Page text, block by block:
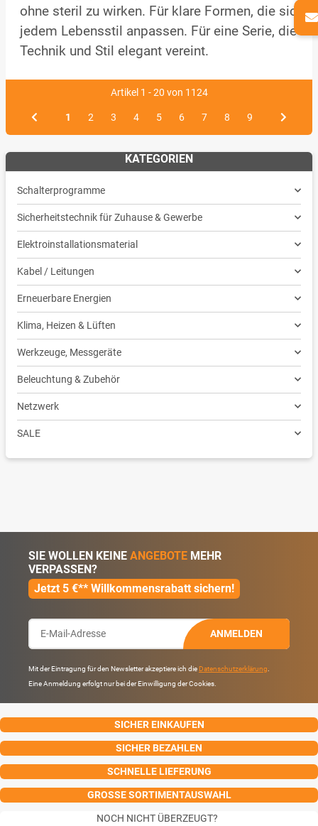
ohne steril zu wirken. Für klare Formen, die sich
jedem Lebensstil anpassen. Für eine Serie, die
Technik und Stil elegant vereint.
Artikel 1 - 20 von 1124
1 2 3 4 5 6 7 8 9
KATEGORIEN
Schalterprogramme
Sicherheitstechnik für Zuhause & Gewerbe
Elektroinstallationsmaterial
Kabel / Leitungen
Erneuerbare Energien
Klima, Heizen & Lüften
Werkzeuge, Messgeräte
Beleuchtung & Zubehör
Netzwerk
SALE
SIE WOLLEN KEINE ANGEBOTE MEHR
VERPASSEN?
Jetzt 5 €** Willkommensrabatt sichern!
ANMELDEN
Mit der Eintragung für den Newsletter akzeptiere ich die Datenschutzerklärung
Eine Anmeldung erfolgt nur bei der Einwilligung der Cookies.
SICHER EINKAUFEN
SICHER BEZAHLEN
SCHNELLE LIEFERUNG
GROSSE SORTIMENTAUSWAHL
NOCH NICHT ÜBERZEUGT?